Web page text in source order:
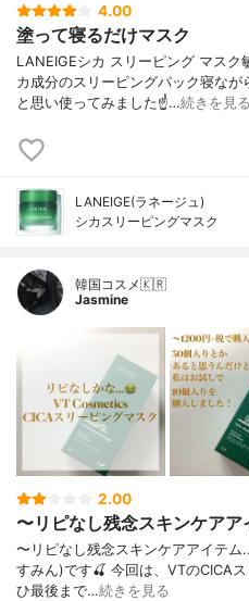
4.00
塗って寝るだけマスク
LANEIGEシカ スリーピング マスク
カ成分のスリーピングパック寝なが
と思い使ってみました☝️…続きを見る
LANEIGE(ラネージュ)
シカスリーピングマスク
韓国コスメ🇰🇷
Jasmine
2.00
〜リピなし残念スキンケア
〜リピなし残念スキンケアアイテ
すみん)です🍒 今回は、VTのCICA
ひ最後まで…続きを見る